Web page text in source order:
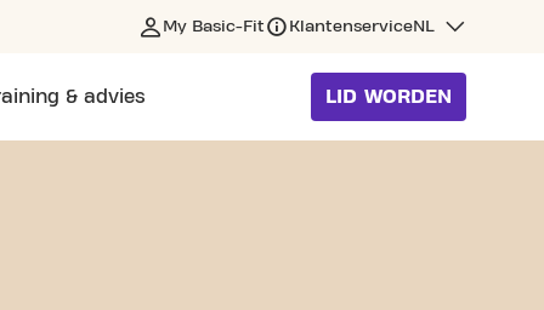
My Basic-Fit KlantenserviceNL
& advies LID WORDEN